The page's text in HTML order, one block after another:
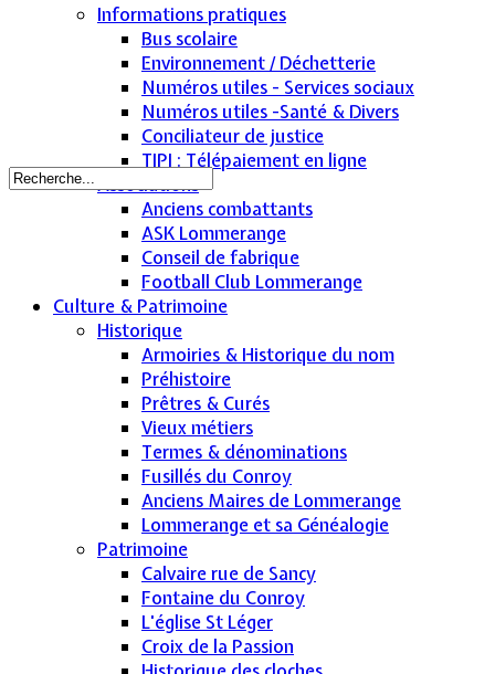
Informations pratiques
Bus scolaire
Environnement / Déchetterie
Numéros utiles - Services sociaux
Numéros utiles -Santé & Divers
Conciliateur de justice
TIPI : Télépaiement en ligne
Associations
Anciens combattants
ASK Lommerange
Conseil de fabrique
Football Club Lommerange
Culture & Patrimoine
Historique
Armoiries & Historique du nom
Préhistoire
Prêtres & Curés
Vieux métiers
Termes & dénominations
Fusillés du Conroy
Anciens Maires de Lommerange
Lommerange et sa Généalogie
Patrimoine
Calvaire rue de Sancy
Fontaine du Conroy
L'église St Léger
Croix de la Passion